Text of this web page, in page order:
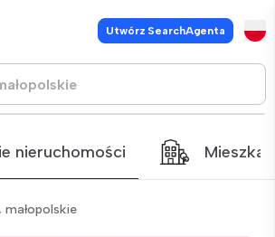
Utwórz SearchAgenta
nieruchomości
małopolskie